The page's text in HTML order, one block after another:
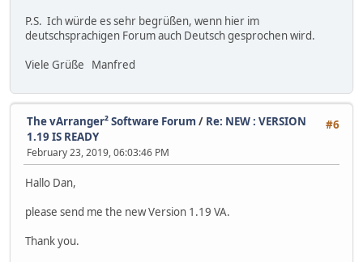
P.S. Ich würde es sehr begrüßen, wenn hier im
deutschsprachigen Forum auch Deutsch gesprochen wird.
Viele Grüße Manfred
#6
The vArranger² Software Forum / Re: NEW : VERSION
1.19 IS READY
February 23, 2019, 06:03:46 PM
Hallo Dan,
please send me the new Version 1.19 VA.
Thank you.